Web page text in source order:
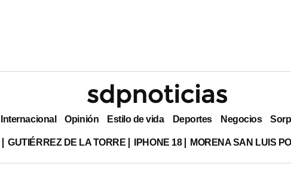
Internacional Opinión Estilo de vida Deportes Negocios
GUTIÉRREZ DE LA TORRE IPHONE 18 MORENA SAN LUIS